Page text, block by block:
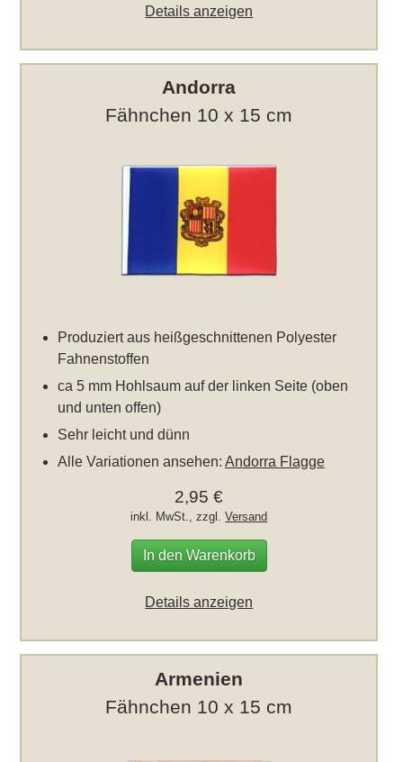
Details anzeigen
Andorra
Fähnchen 10 x 15 cm
Produziert aus heißgeschnittenen Polyester
Fahnenstoffen
ca 5 mm Hohlsaum auf der linken Seite (oben
und unten offen)
Sehr leicht und dünn
Alle Variationen ansehen:Andorra Flagge
2,95 €
inkl. MwSt., zzgl.Versand
In den Warenkorb
Details anzeigen
Armenien
Fähnchen 10 x 15 cm